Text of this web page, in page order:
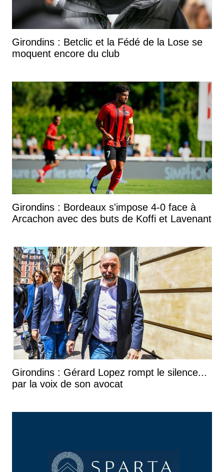
Girondins : Betclic et la Fédé de la Lose se
moquent encore du club
Girondins : Bordeaux s'impose 4-0 face à
Arcachon avec des buts de Koffi et Lavenant
Girondins : Gérard Lopez rompt le silence...
par la voix de son avocat